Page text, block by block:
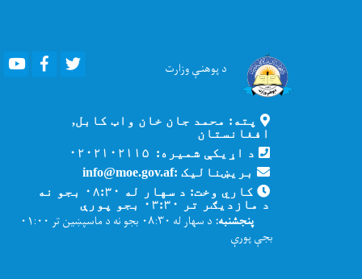
د پوهنېوزارت Youtube Facebook
پته: محمد جان خان واټ کابل,
افغانستان
د اړیکې شمیره: ۰۲۰۲۱۰۲۱۱۵
بریښنالیک :info@moe.gov.af
کاري وخت: د سهار له ۰۸:۳۰ بجو نه
د مازدیګر تر ۰۳:۳۰ بجو پورې
پنجشنبه:
د سهار له ۰۸:۳۰ بجو نه د ماسپښین تر ۰۱:۰۰
بجې پورې